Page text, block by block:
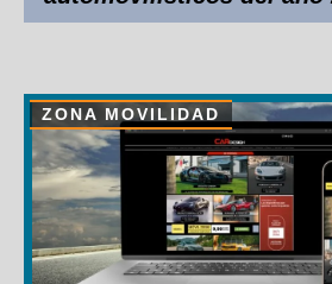
ZONA MOVILIDAD